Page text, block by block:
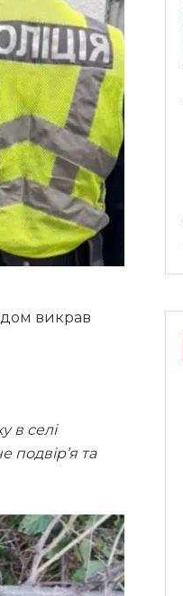
викрав
в селі
подвір’я та